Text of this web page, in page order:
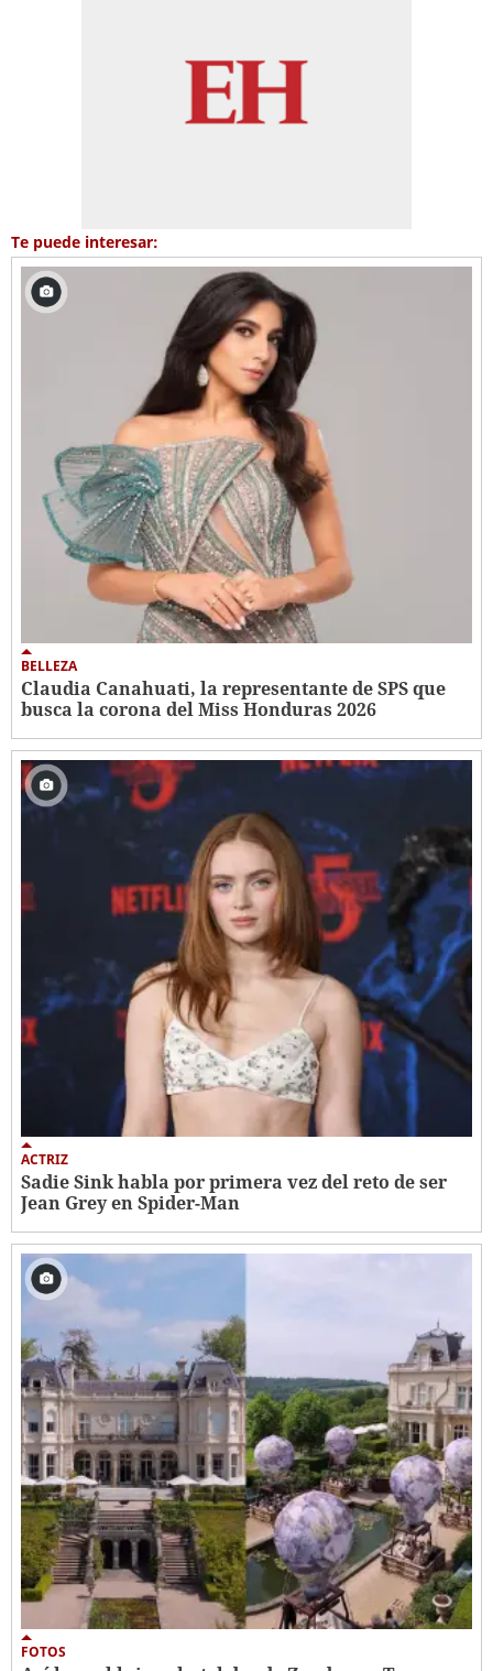
Te puede interesar:
BELLEZA
Claudia Canahuati, la representante de SPS que
busca la corona del Miss Honduras 2026
ACTRIZ
Sadie Sink habla por primera vez del reto de ser
Jean Grey en Spider-Man
FOTOS